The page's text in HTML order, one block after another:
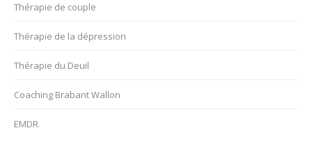
Thérapie de couple
Thérapie de la dépression
Thérapie du Deuil
Coaching Brabant Wallon
EMDR